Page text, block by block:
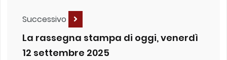
Successivo
La rassegna stampa di oggi, venerdì
12 settembre 2025